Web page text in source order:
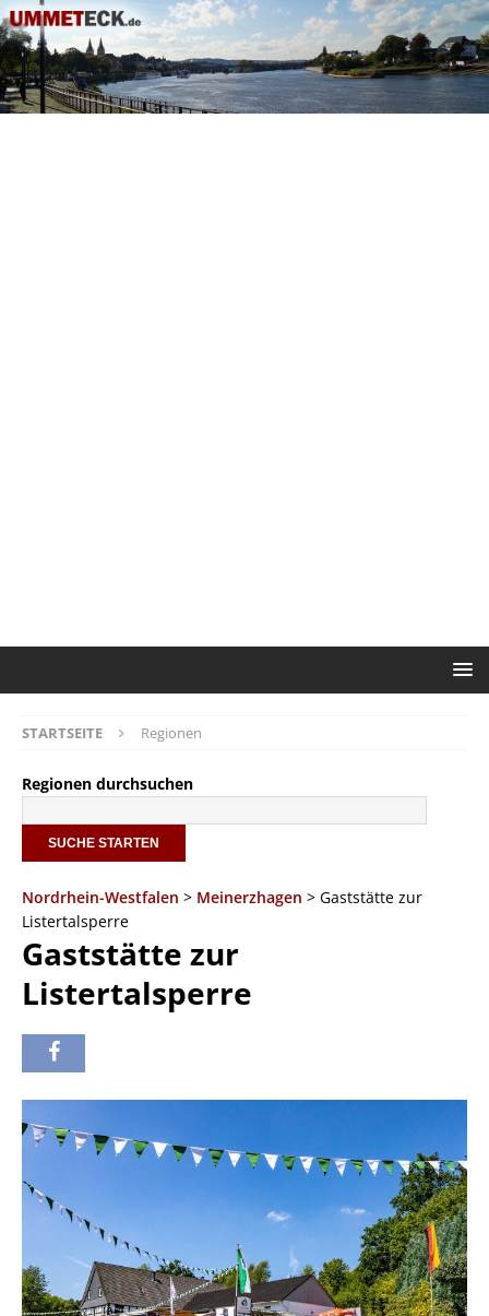
STARTSEITE Regionen
Regionen durchsuchen
Nordrhein-Westfalen > Meinerzhagen > Gaststätte zur
Listertalsperre
Gaststätte zur
Listertalsperre